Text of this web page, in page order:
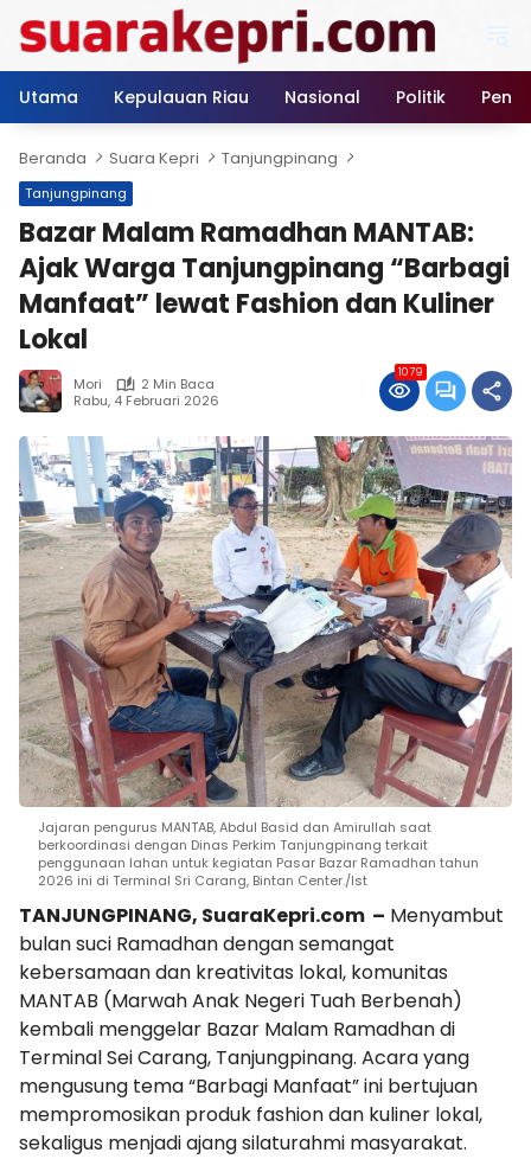
konten
Utama
Kepulauan Riau Nasional Politik
Beranda Suara Kepri Tanjungpinang
Tanjungpinang
Bazar Malam Ramadhan MANTAB:
Ajak Warga Tanjungpinang “Barbagi
Manfaat” lewat Fashion dan Kuliner
Lokal
Mori
2 Min Baca
Rabu, 4 Februari 2026
1079
Jajaran pengurus MANTAB, Abdul Basid dan Amirullah saat
berkoordinasi dengan Dinas Perkim Tanjungpinang terkait
penggunaan lahan untuk kegiatan Pasar Bazar Ramadhan tahun
2026 ini di Terminal Sri Carang, Bintan Center./Ist
TANJUNGPINANG, SuaraKepri.com – Menyambut
bulan suci Ramadhan dengan semangat
kebersamaan dan kreativitas lokal, komunitas
MANTAB (Marwah Anak Negeri Tuah Berbenah)
kembali menggelar Bazar Malam Ramadhan di
Terminal Sei Carang, Tanjungpinang. Acara yang
mengusung tema “Barbagi Manfaat” ini bertujuan
mempromosikan produk fashion dan kuliner lokal,
sekaligus menjadi ajang silaturahmi masyarakat.